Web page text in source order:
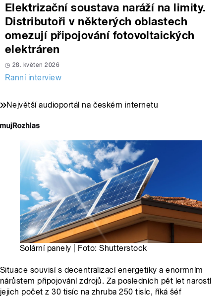
Elektrizační soustava naráží na limity.
Distributoři v některých oblastech
omezují připojování fotovoltaických
elektráren
28. květen 2026
Ranní interview
Největší audioportál na českém internetu
Solární panely | Foto: Shutterstock
Situace souvisí s decentralizací energetiky a enormním
nárůstem připojování zdrojů. Za posledních pět let narostl
jejich počet z 30 tisíc na zhruba 250 tisíc, říká šéf